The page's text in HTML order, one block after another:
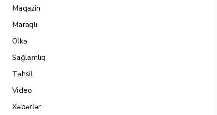
Maqazin
Maraqlı
Ölkə
Sağlamlıq
Təhsil
Video
Xəbərlər